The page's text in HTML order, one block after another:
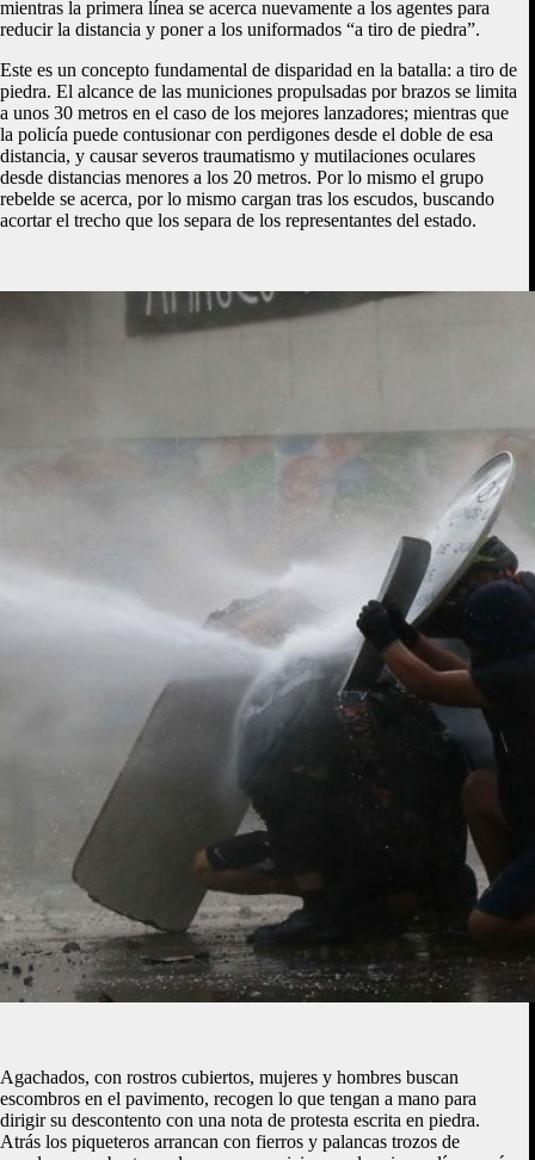
mientras la primera línea se acerca nuevamente a los agentes para
reducir la distancia y poner a los uniformados “a tiro de piedra”.
Este es un concepto fundamental de disparidad en la batalla: a tiro de
piedra. El alcance de las municiones propulsadas por brazos se limita
a unos 30 metros en el caso de los mejores lanzadores; mientras que
la policía puede contusionar con perdigones desde el doble de esa
distancia, y causar severos traumatismo y mutilaciones oculares
desde distancias menores a los 20 metros. Por lo mismo el grupo
rebelde se acerca, por lo mismo cargan tras los escudos, buscando
acortar el trecho que los separa de los representantes del estado.
Agachados, con rostros cubiertos, mujeres y hombres buscan
escombros en el pavimento, recogen lo que tengan a mano para
dirigir su descontento con una nota de protesta escrita en piedra.
Atrás los piqueteros arrancan con fierros y palancas trozos de